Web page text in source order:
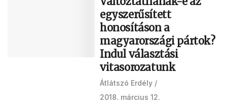
egyszerűsített
honosításon a
magyarországi pártok?
Indul választási
vitasorozatunk
Átlátszó Erdély
2018. március 12.